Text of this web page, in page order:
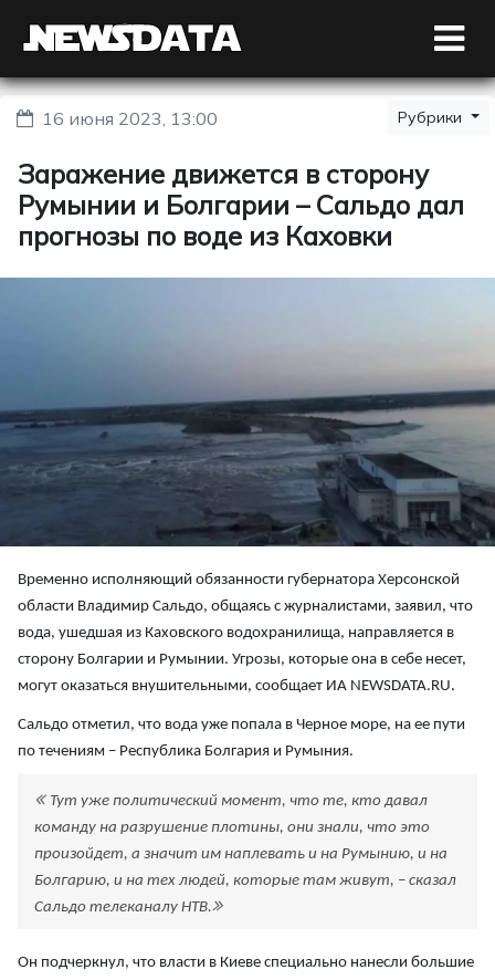
16 июня 2023, 13:00 Рубрики
Заражение движется в сторону
Румынии и Болгарии – Сальдо дал
прогнозы по воде из Каховки
Временно исполняющий обязанности губернатора Херсонской
области Владимир Сальдо, общаясь с журналистами, заявил, что
вода, ушедшая из Каховского водохранилища, направляется в
сторону Болгарии и Румынии. Угрозы, которые она в себе несет,
могут оказаться внушительными, сообщает ИА NEWSDATA.RU.
Сальдо отметил, что вода уже попала в Черное море, на ее пути
по течениям – Республика Болгария и Румыния.
Тут уже политический момент, что те, кто давал
команду на разрушение плотины, они знали, что это
произойдет, а значит им наплевать и на Румынию, и на
Болгарию, и на тех людей, которые там живут, – сказал
Сальдо телеканалу НТВ.
Он подчеркнул, что власти в Киеве специально нанесли большие